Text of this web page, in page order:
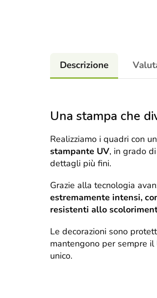
Descrizione
Una stampa che
Realizziamo i quadri con
stampante UV, in grado
dettagli più fini.
Grazie alla tecnologia
estremamente intensi,
resistenti allo
Le decorazioni sono
mantengono per sempre
unico.